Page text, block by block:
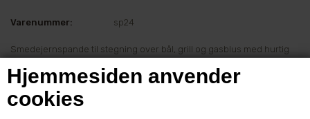
Hjemmesiden anvender
cookies
Varenummer: sp24
Smedejernspande til stegning over bål, grill og gasblus med hurtig
Pris ved 1 stk.
399,00DKK